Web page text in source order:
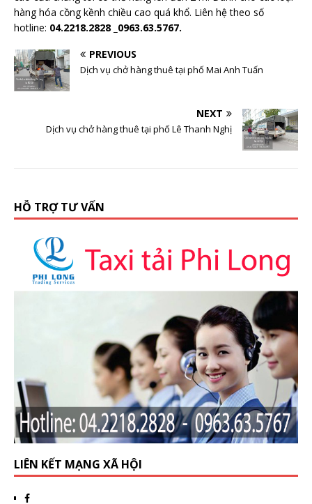
hàng hóa cồng kềnh chiều cao quá khổ. Liên hệ theo số
hotline: 04.2218.2828 _0963.63.5767.
PREVIOUS
Dịch vụ chở hàng thuê tại phố Mai Anh Tuấn
NEXT
Dịch vụ chở hàng thuê tại phố Lê Thanh Nghị
HỖ TRỢ TƯ VẤN
LIÊN KẾT MẠNG XÃ HỘI